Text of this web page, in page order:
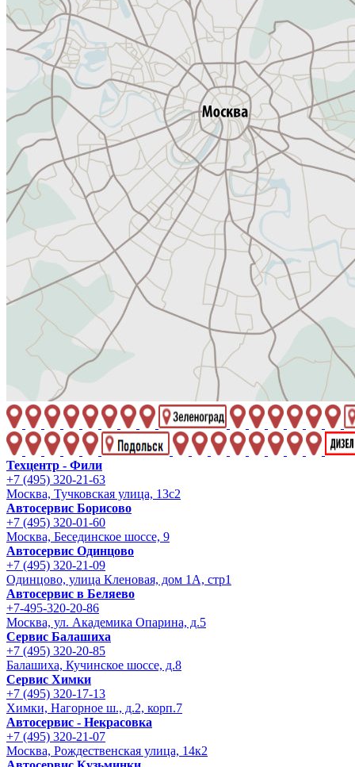
Техцентр - Фили
+7 (495) 320-21-63
Москва, Тучковская улица, 13с2
Автосервис Борисово
+7 (495) 320-01-60
Москва, Бесединское шоссе, 9
Автосервис Одинцово
+7 (495) 320-21-09
Одинцово, улица Кленовая, дом 1А, стр1
Автосервис в Беляево
+7-495-320-20-86
Москва, ул. Академика Опарина, д.5
Сервис Балашиха
+7 (495) 320-20-85
Балашиха, Кучинское шоссе, д.8
Сервис Химки
+7 (495) 320-17-13
Химки, Нагорное ш., д.2, корп.7
Автосервис - Некрасовка
+7 (495) 320-21-07
Москва, Рождественская улица, 14к2